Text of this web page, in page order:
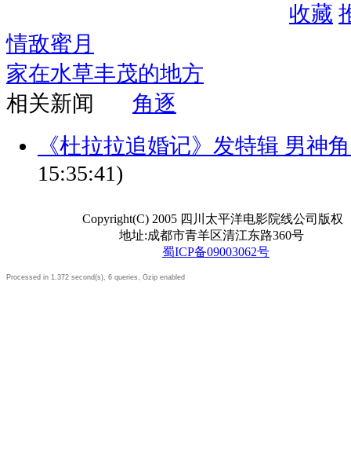
收藏
情敌蜜月
家在水草丰茂的地方
相关新闻
角逐
《杜拉拉追婚记》发特辑 男神
15:35:41)
Copyright(C) 2005 四川太平洋电影院线公司版权
地址:成都市青羊区清江东路360号
蜀ICP备09003062号
Processed in 1.372 second(s), 6 queries, Gzip enabled